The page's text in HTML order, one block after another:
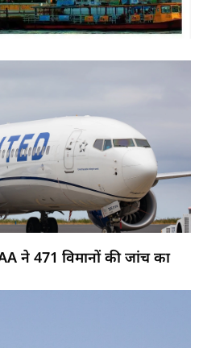
ने 471 विमानों की जांच का